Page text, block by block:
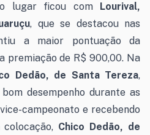
lugar ficou comLourival,
, que se destacou nas
a maior pontuação da
premiação de R$ 900,00. Na
Dedão, de Santa Tereza,
desempenho durante as
campeonato e recebendo
Chico Dedão, de